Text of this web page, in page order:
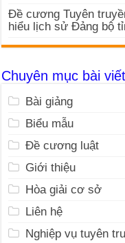
Đề cương Tuyên
hiểu lịch sử Đảng bộ
Chuyên mục bài viết
Bài giảng
Biểu mẫu
Đề cương luật
Giới thiệu
Hòa giải cơ sở
Liên hệ
Nghiệp vụ tuyên